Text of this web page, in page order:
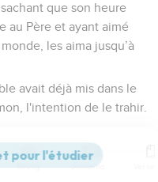
que son heure
au Père et ayant aimé
les aima jusqu’à
avait déjà mis dans le
l'intention de le trahir.
remis entre ses mains,
vers Dieu.
Strong